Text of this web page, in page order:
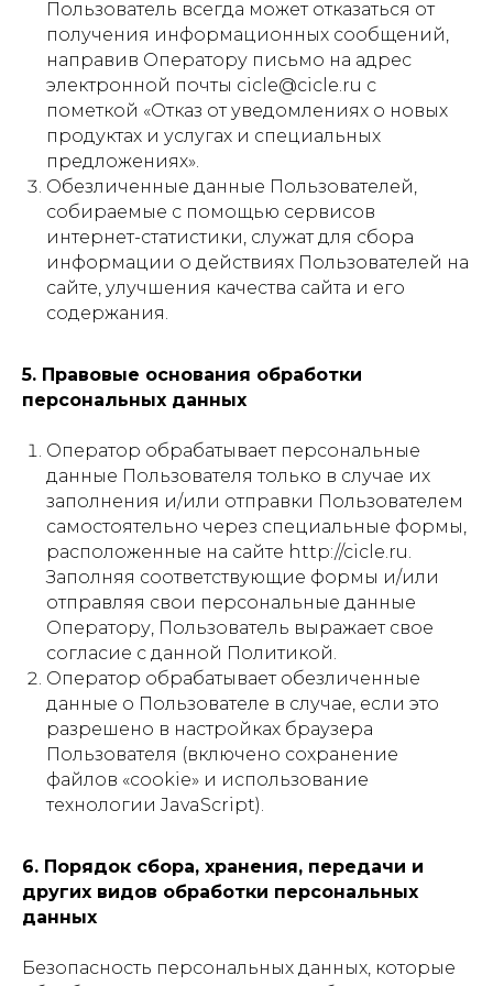
Пользователь всегда может отказаться от
получения информационных сообщений,
направив Оператору письмо на адрес
электронной почты cicle@cicle.ru с
пометкой «Отказ от уведомлениях о новых
продуктах и услугах и специальных
предложениях».
Обезличенные данные Пользователей,
собираемые с помощью сервисов
интернет-статистики, служат для сбора
информации о действиях Пользователей на
сайте, улучшения качества сайта и его
содержания.
5. Правовые основания обработки
персональных данных
Оператор обрабатывает персональные
данные Пользователя только в случае их
заполнения и/или отправки Пользователем
самостоятельно через специальные формы,
расположенные на сайте http://cicle.ru.
Заполняя соответствующие формы и/или
отправляя свои персональные данные
Оператору, Пользователь выражает свое
согласие с данной Политикой.
Оператор обрабатывает обезличенные
данные о Пользователе в случае, если это
разрешено в настройках браузера
Пользователя (включено сохранение
файлов «cookie» и использование
технологии JavaScript).
6. Порядок сбора, хранения, передачи и
других видов обработки персональных
данных
Безопасность персональных данных, которые